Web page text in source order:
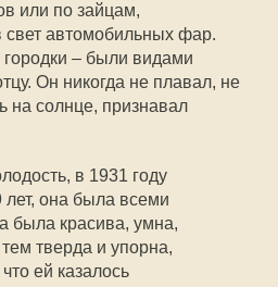
или по зайцам,
автомобильных фар.
городки – были видами
Он никогда не плавал, не
на солнце, признавал
в 1931 году
она была всеми
была красива, умна,
тверда и упорна,
ей казалось